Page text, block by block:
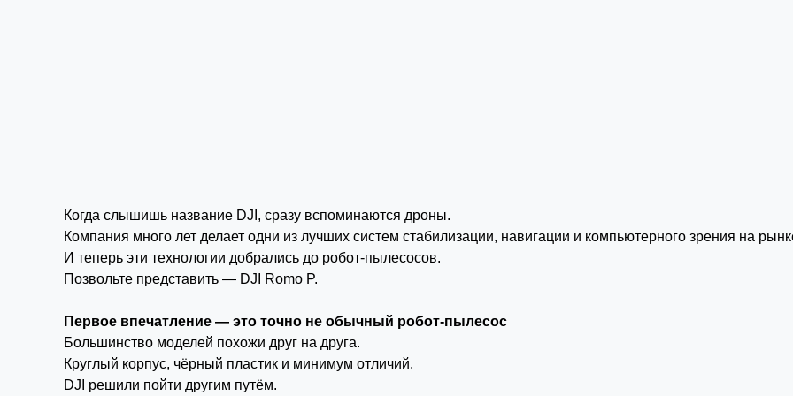
Когда слышишь название DJI, сразу вспоминаются дроны.
Компания много лет делает одни из лучших систем стабилизации, навигации и компьютерного зрения на
И теперь эти технологии добрались до робот-пылесосов.
Позвольте представить — DJI Romo P.
Первое впечатление — это точно не обычный робот-пылесос
Большинство моделей похожи друг на друга.
Круглый корпус, чёрный пластик и минимум отличий.
DJI решили пойти другим путём.